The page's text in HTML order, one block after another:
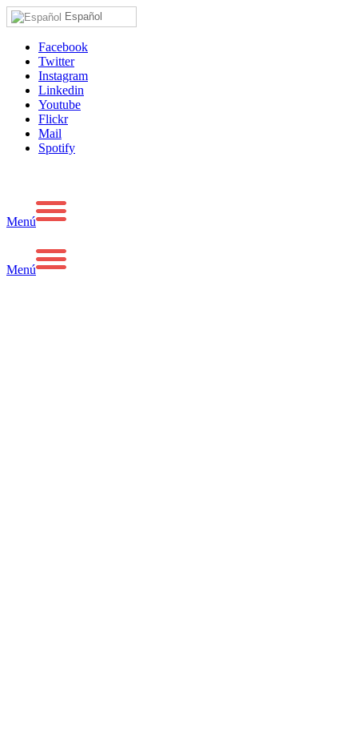
Español
Facebook
Twitter
Instagram
Linkedin
Youtube
Flickr
Mail
Spotify
Menú
Menú